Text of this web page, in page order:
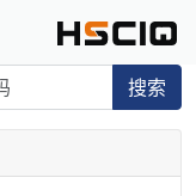
搜索